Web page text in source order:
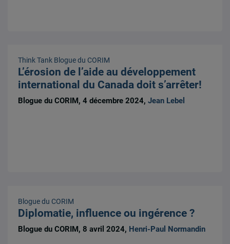
Think Tank Blogue du CORIM
L’érosion de l’aide au développement
international du Canada doit s’arrêter!
Blogue du CORIM, 4 décembre 2024,Jean Lebel
Blogue du CORIM
Diplomatie, influence ou ingérence ?
Blogue du CORIM, 8 avril 2024, Henri-Paul Normandin